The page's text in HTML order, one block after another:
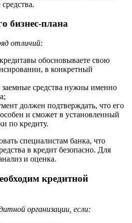
бизнес-плана
отличий:
обосновываете свою
в конкретный
заемные средства нужны именно
должен подтверждать, что его
и сможет в установленный
по кредиту.
специалистам банка, что
в кредит безопасно. Для
и оценка.
кредитной
организации, если: